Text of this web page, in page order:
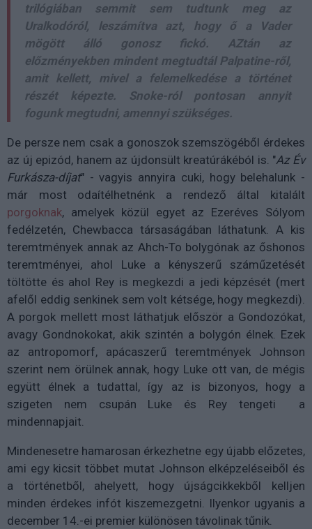
trilógiában semmit sem tudtunk meg az
Uralkodóról, leszámítva azt, hogy ő a Vader
mögött álló gonosz fickó. AZtán az
előzményekben mindent megtudtál Palpatine-ről,
amit kellett, mivel a felemelkedése a történet
részét képezte. Snoke-ról pontosan annyit
fogunk megtudni, amennyi szükséges.
De persze nem csak a gonoszok szemszögéből érdekes
az új epizód, hanem az újdonsült kreatúrákéból is. "Az Év
Furkásza-díjat" - vagyis annyira cuki, hogy belehalunk -
már most odaítélhetnénk a rendező által kitalált
porgoknak, amelyek közül egyet az Ezeréves Sólyom
fedélzetén, Chewbacca társaságában láthatunk. A kis
teremtmények annak az Ahch-To bolygónak az őshonos
teremtményei, ahol Luke a kényszerű száműzetését
töltötte és ahol Rey is megkezdi a jedi képzését (mert
afelől eddig senkinek sem volt kétsége, hogy megkezdi).
A porgok mellett most láthatjuk először a Gondozókat,
avagy Gondnokokat, akik szintén a bolygón élnek. Ezek
az antropomorf, apácaszerű teremtmények Johnson
szerint nem örülnek annak, hogy Luke ott van, de mégis
együtt élnek a tudattal, így az is bizonyos, hogy a
szigeten nem csupán Luke és Rey tengeti a
mindennapjait.
Mindenesetre hamarosan érkezhetne egy újabb előzetes,
ami egy kicsit többet mutat Johnson elképzeléseiből és
a történetből, ahelyett, hogy újságcikkekből kelljen
minden érdekes infót kiszemezgetni. Ilyenkor ugyanis a
december 14.-ei premier különösen távolinak tűnik.